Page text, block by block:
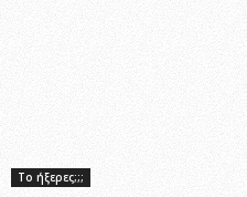
Το ήξερες;;;